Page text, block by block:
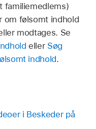
familiemedlems)
om følsomt indhold
modtages. Se
eller Søg
indhold.
i Beskeder på